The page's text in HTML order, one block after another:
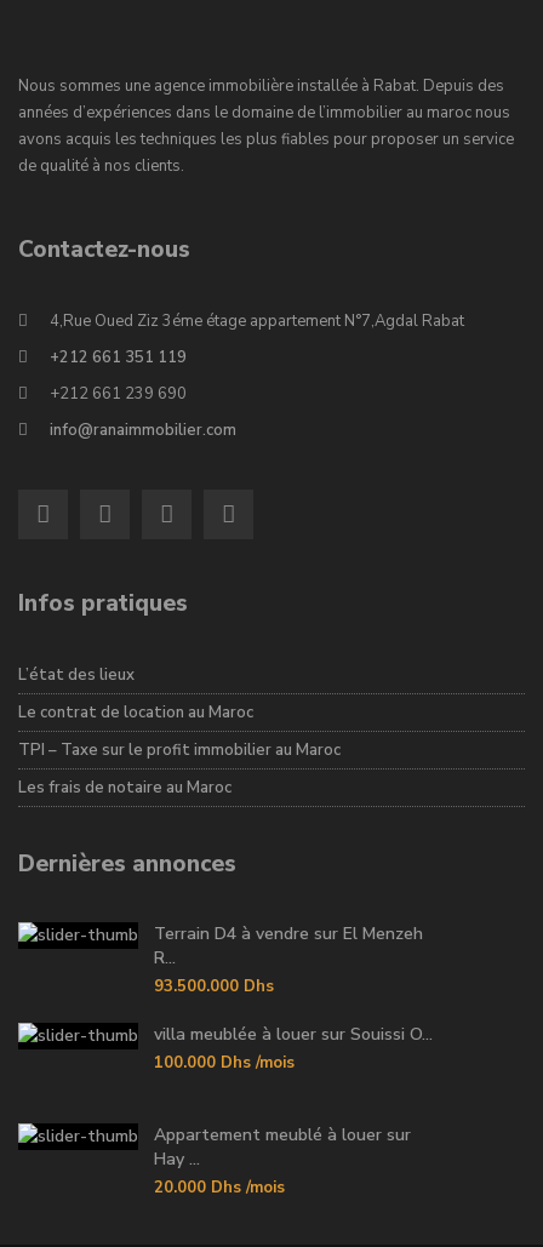
Nous sommes une agence immobilière installée à Rabat. Depuis des
années d’expériences dans le domaine de l’immobilier au maroc nous
avons acquis les techniques les plus fiables pour proposer un service
de qualité à nos clients.
Contactez-nous
4,Rue Oued Ziz 3éme étage appartement N°7,Agdal Rabat
+212 661 351 119
+212 661 239 690
info@ranaimmobilier.com
Infos pratiques
L’état des lieux
Le contrat de location au Maroc
TPI – Taxe sur le profit immobilier au Maroc
Les frais de notaire au Maroc
Dernières annonces
Terrain D4 à vendre sur El Menzeh
R...
93.500.000 Dhs
villa meublée à louer sur Souissi O...
100.000 Dhs /mois
Appartement meublé à louer sur
Hay ...
20.000 Dhs /mois